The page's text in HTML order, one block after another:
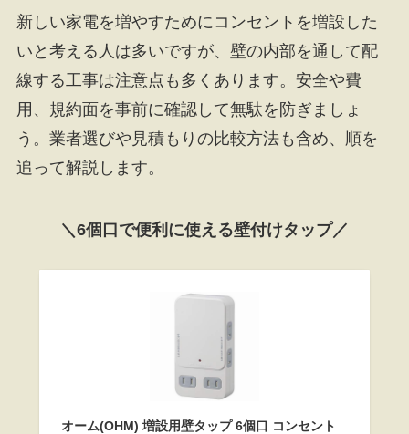
新しい家電を増やすためにコンセントを増設した
いと考える人は多いですが、壁の内部を通して配
線する工事は注意点も多くあります。安全や費
用、規約面を事前に確認して無駄を防ぎましょ
う。業者選びや見積もりの比較方法も含め、順を
追って解説します。
＼6個口で便利に使える壁付けタップ／
オーム(OHM) 増設用壁タップ 6個口 コンセント